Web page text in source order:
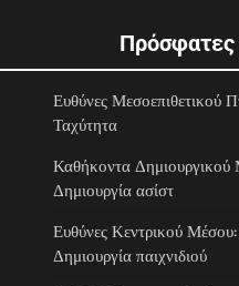
Πρόσφατες
Ευθύνες Μεσοεπιθετικού
Ταχύτητα
Καθήκοντα Δημιουργικού
Δημιουργία ασίστ
Ευθύνες Κεντρικού
Δημιουργία παιχνιδιού